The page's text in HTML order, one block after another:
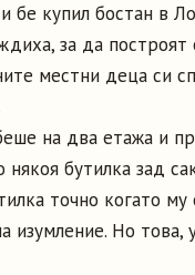
бе купил бостан в
за да
местни деца си
на два етажа и
бутилка зад
точно когато
изумление. Но